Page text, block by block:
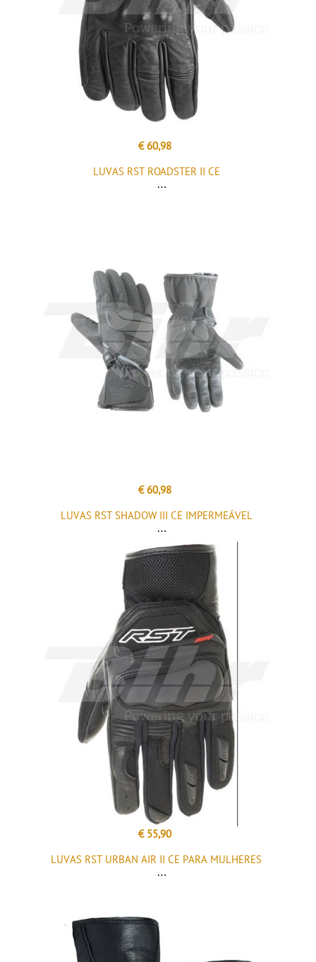
€ 60,98
LUVAS RST ROADSTER II CE
€ 60,98
LUVAS RST SHADOW III CE IMPERMEÁVEL
€ 55,90
LUVAS RST URBAN AIR II CE PARA MULHERES